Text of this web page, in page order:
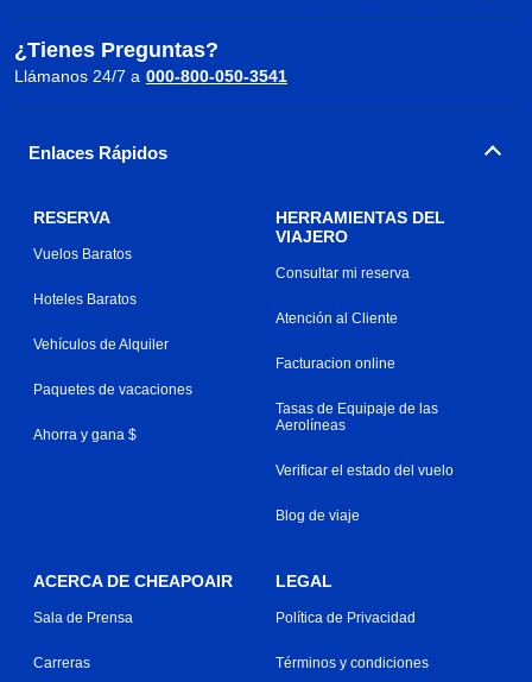
¿Tienes Preguntas?
Llámanos 24/7 a 000-800-050-3541
Enlaces Rápidos
RESERVA
Vuelos Baratos
Hoteles Baratos
Vehículos de Alquiler
Paquetes de vacaciones
Ahorra y gana $
HERRAMIENTAS DEL
VIAJERO
Consultar mi reserva
Atención al Cliente
Facturacion online
Tasas de Equipaje de las
Aerolíneas
Verificar el estado del vuelo
Blog de viaje
ACERCA DE CHEAPOAIR
Sala de Prensa
Carreras
LEGAL
Política de Privacidad
Términos y condiciones